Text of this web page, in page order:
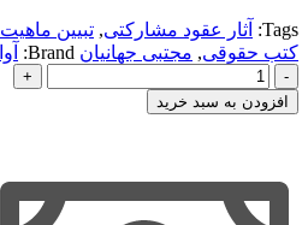
Tags: آثار عقود مشارکتی, تبیین
کتب حقوقی, مجتبی جهانیان Brand:
آوا
تبیین
ماهیت
و
مشارکتی
عدد
افزودن به سبد خرید